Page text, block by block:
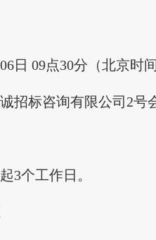
09点30分（北京时
标咨询有限公司2号
个工作日。